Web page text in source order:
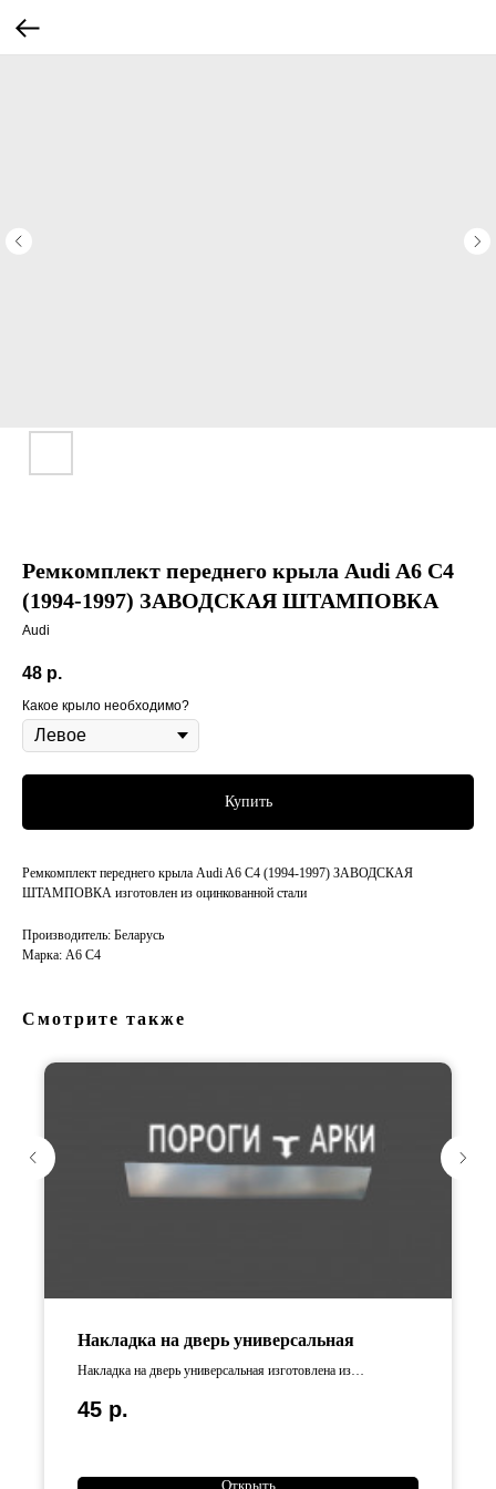
Ремкомплект переднего крыла Audi A6 C4
(1994-1997) ЗАВОДСКАЯ ШТАМПОВКА
Audi
48 р.
Какое крыло необходимо?
Купить
Ремкомплект переднего крыла Audi A6 C4 (1994-1997) ЗАВОДСКАЯ
ШТАМПОВКА изготовлен из оцинкованной стали
Производитель: Беларусь
Марка: A6 C4
Смотрите также
Накладка на дверь универсальная
Накладка на дверь универсальная изготовлена из
45 р.
Открыть